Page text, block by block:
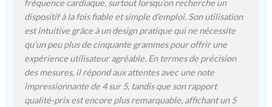
tranquillité d´esprit, le PM
100 Connect fournit les
données dont vous avez
besoin avec une précision
clinique et une facilité
inégalée.Le PM 100
Connect assure une
mesure précise de votre
fréquence cardiaque, surtout lorsqu’on recherche un
dispositif à la fois fiable et simple d’emploi. Son utilisation
est intuitive grâce à un design pratique qui ne nécessite
qu’un peu plus de cinquante grammes pour offrir une
expérience utilisateur agréable. En termes de précision
des mesures, il répond aux attentes avec une note
impressionnante de 4 sur 5, tandis que son rapport
qualité-prix est encore plus remarquable, affichant un 5